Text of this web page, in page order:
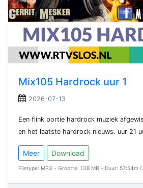
Mix105 Hardrock uur 1
2026-07-13
Een flink portie hardrock muziek
en het laatste hardrock nieuws. uur 21
Meer Download
Filetype: MP3 - Grootte: 138 MB - Duur: 57:54m